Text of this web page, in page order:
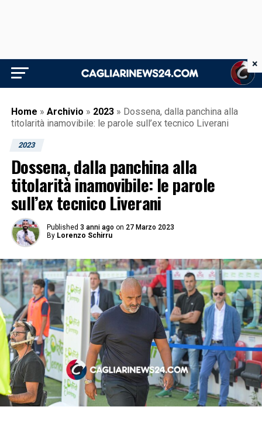
Home » Archivio » 2023 » Dossena, dalla panchina alla
titolarità inamovibile: le parole sull’ex tecnico Liverani
2023
Dossena, dalla panchina alla
titolarità inamovibile: le parole
sull’ex tecnico Liverani
Published 3 anni ago on 27 Marzo 2023
By Lorenzo Schirru
×